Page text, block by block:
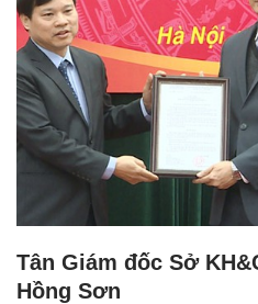
Tân Giám đốc Sở
Hồng Sơn